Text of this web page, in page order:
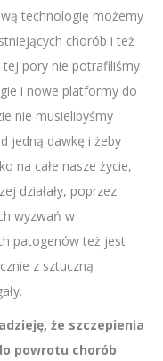
technologię możemy
chorób i też
pory nie potrafiliśmy
i nowe platformy do
nie musielibyśmy
jedną dawkę i żeby
na całe nasze życie,
działały, poprzez
wyzwań w
patogenów też jest
z sztuczną
że szczepienia
powrotu chorób